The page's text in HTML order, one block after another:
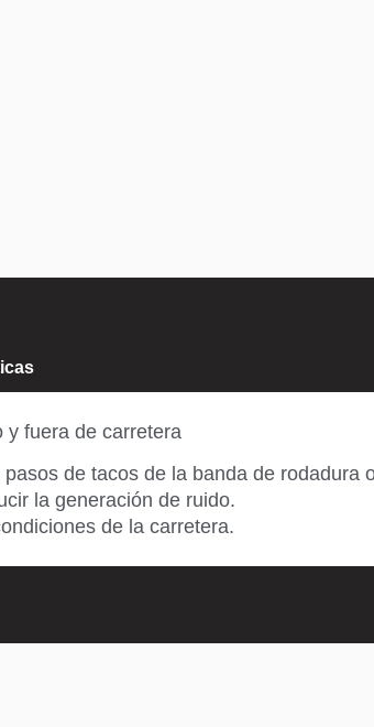
y fuera de carretera
de tacos de la banda de rodadura
la generación de ruido.
de la carretera.